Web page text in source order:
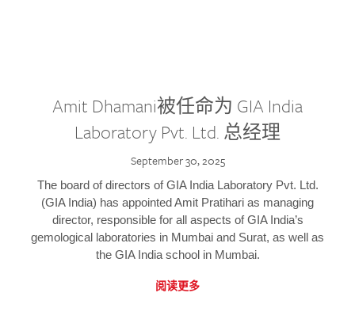
Amit Dhamani被任命为 GIA India
Laboratory Pvt. Ltd. 总经理
September 30, 2025
The board of directors of GIA India Laboratory Pvt. Ltd.
(GIA India) has appointed Amit Pratihari as managing
director, responsible for all aspects of GIA India’s
gemological laboratories in Mumbai and Surat, as well as
the GIA India school in Mumbai.
阅读更多